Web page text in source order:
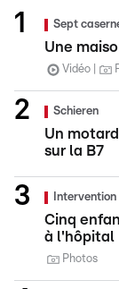
Sept
Une
Vidéo
Schieren
Un
sur la B7
Cinq
à l'hôpital
Photos